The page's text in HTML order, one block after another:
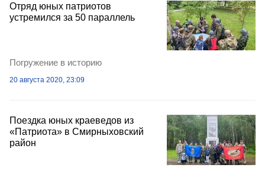
Отряд юных патриотов
устремился за 50 параллель
Погружение в историю
20 августа 2020, 23:09
Поездка юных краеведов из
«Патриота» в Смирныховский
район